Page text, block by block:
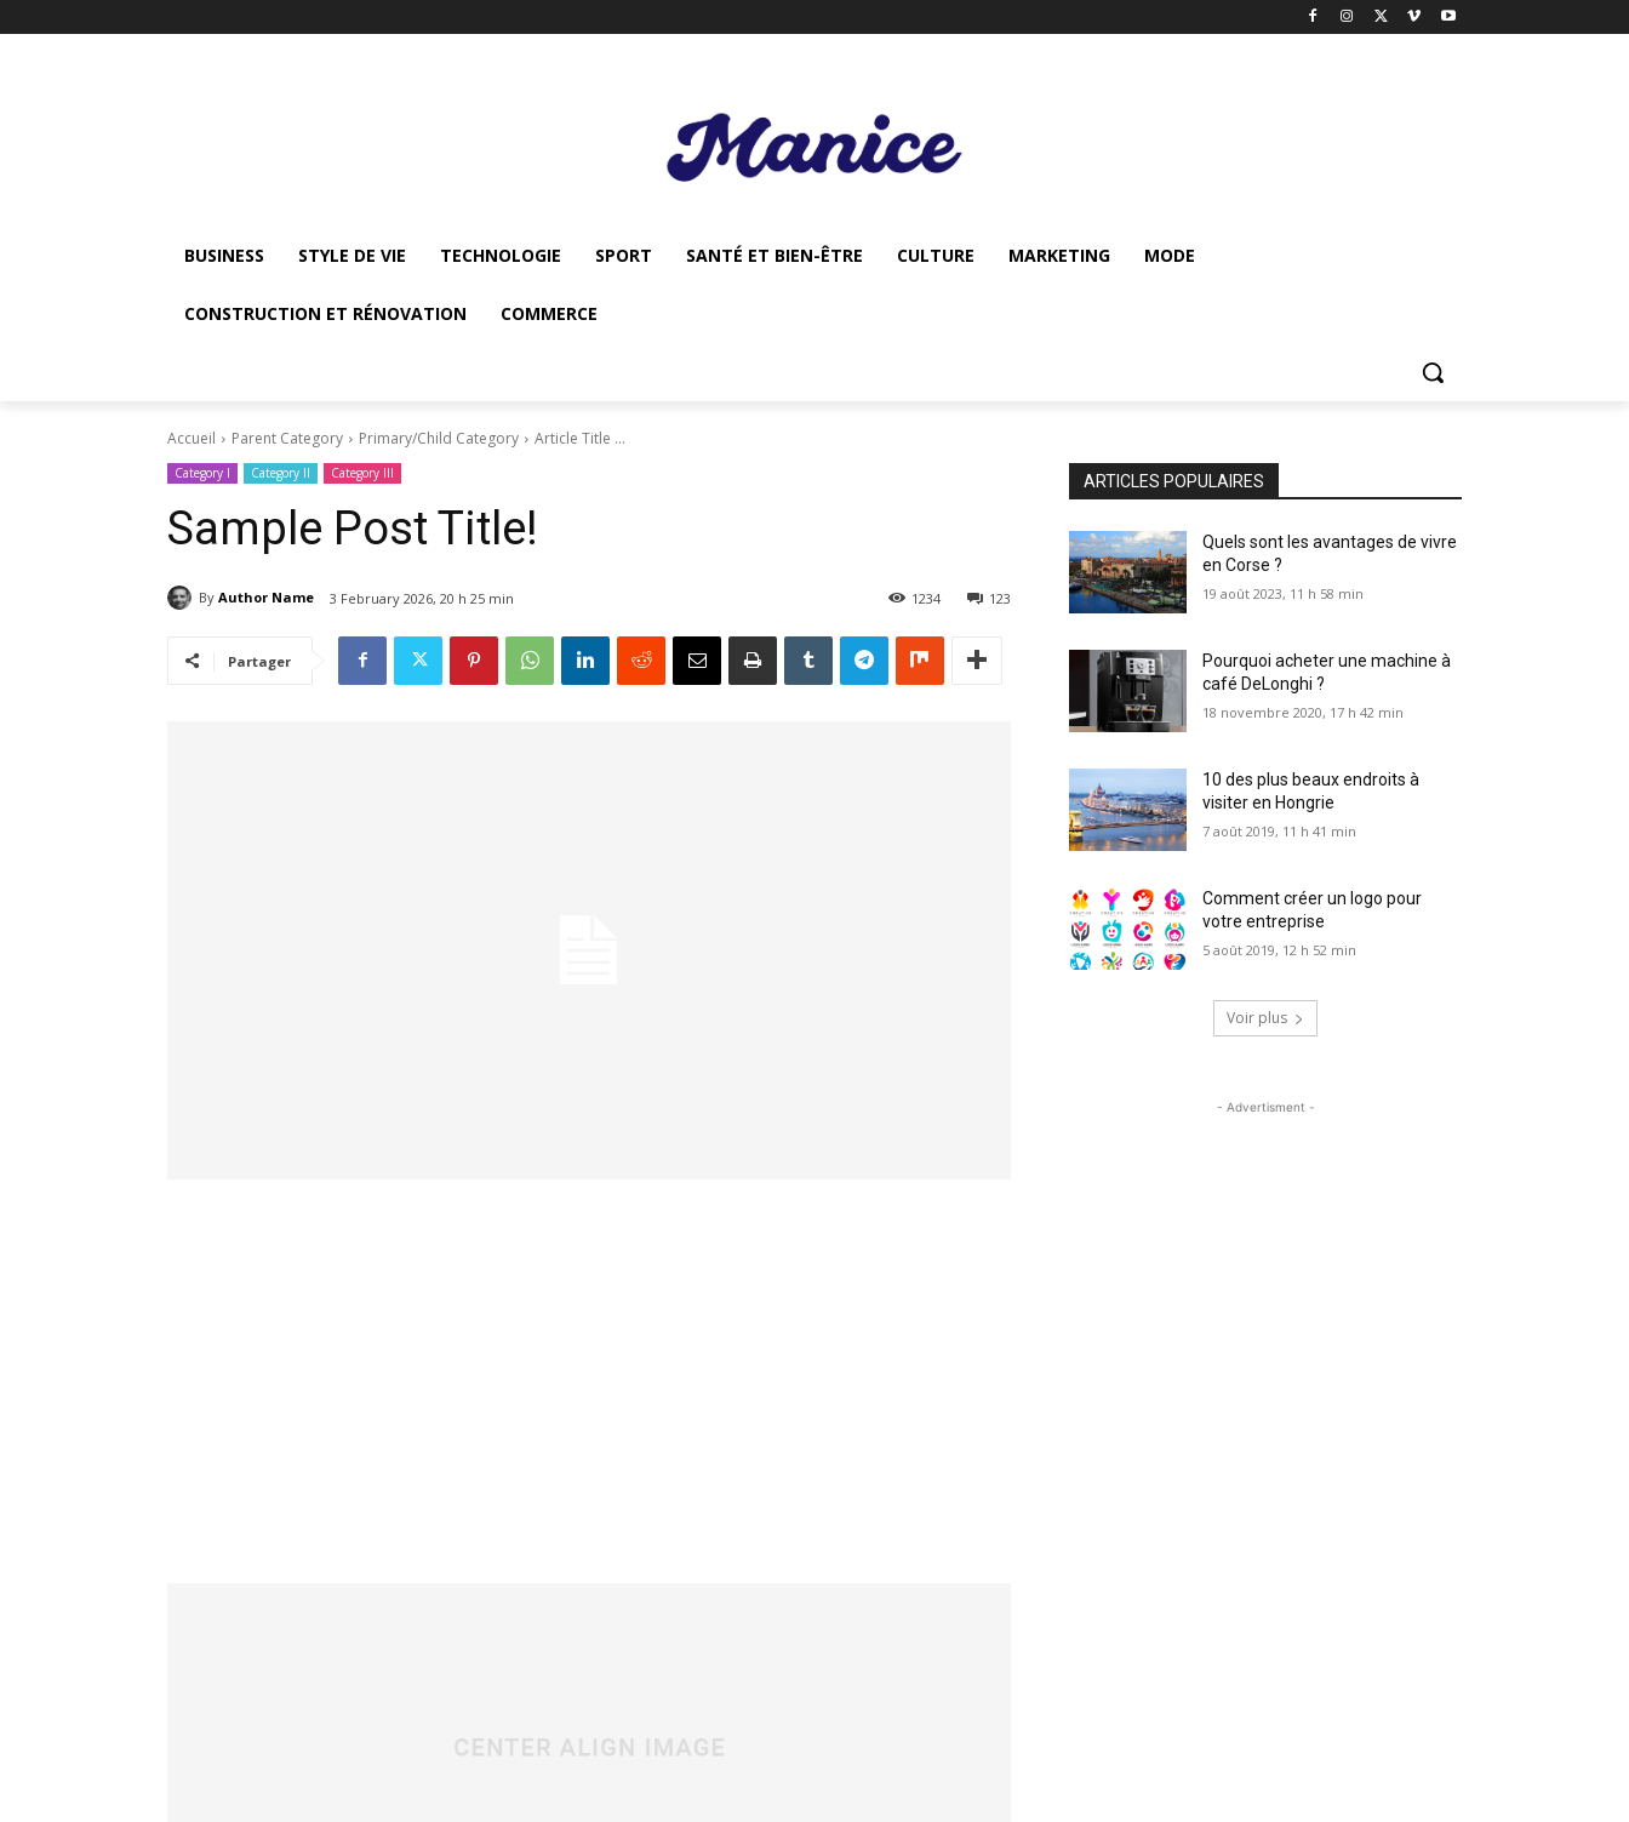
BUSINESS STYLE DE VIE TECHNOLOGIE SPORT SANTÉ ET BIEN-ÊTRE CULTURE MARKETING MODE
CONSTRUCTION ET RÉNOVATION COMMERCE
Accueil Parent Category Primary/Child Category Article Title ...
Category I Category II Category III
Sample Post Title!
By Author Name 3 February 2026, 20 h 25 min 123
1234
Partager
ARTICLES POPULAIRES
Quels sont les avantages de vivre
en Corse ?
19 août 2023, 11 h 58 min
Pourquoi acheter une machine à
café DeLonghi ?
18 novembre 2020, 17 h 42 min
10 des plus beaux endroits à
visiter en Hongrie
7 août 2019, 11 h 41 min
Comment créer un logo pour
votre entreprise
5 août 2019, 12 h 52 min
Voir plus
- Advertisment -